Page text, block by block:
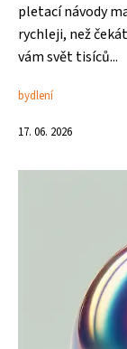
pletací návody
rychleji, než
vám svět tisíců...
bydlení
17. 06. 2026